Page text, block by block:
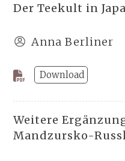
Der Teekult in
Anna Berliner
Download
Weitere
Mandzursko-